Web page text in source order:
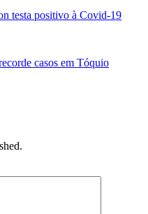
testa positivo à Covid-19
casos em Tóquio